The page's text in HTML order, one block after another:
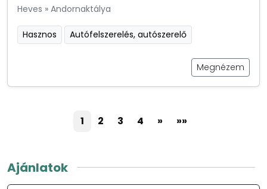
Heves » Andornaktálya
Hasznos Autófelszerelés, autószerelő
Megnézem
1 2 3 4 » »»
Ajánlatok